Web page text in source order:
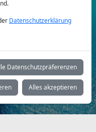
Datenschutzerklärung
Datenschutzpräferenzen
Alles akzeptieren